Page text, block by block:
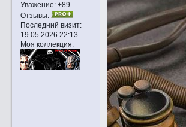
Уважение: +89
Отзывы:
Последний визит:
19.05.2026 22:13
Моя коллекция: